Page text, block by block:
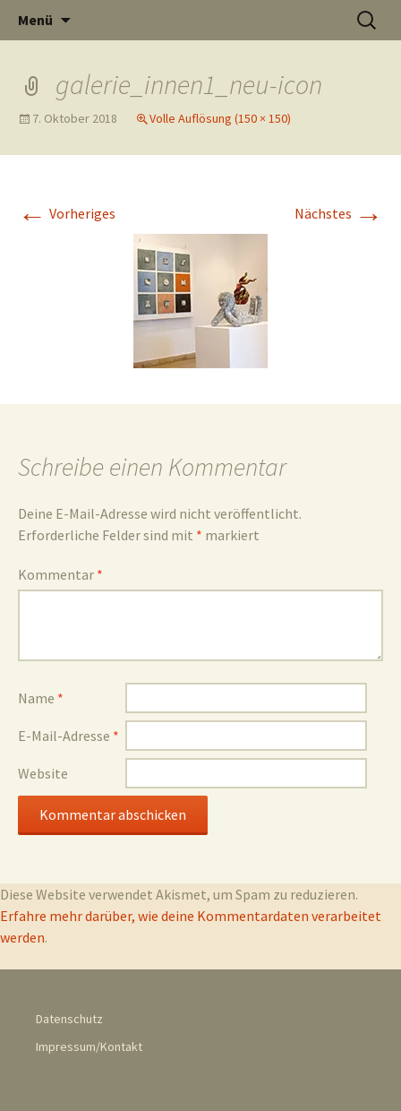
Thüste im
Internet
und
aus
und
Menü
Suchen
nach:
galerie_innen1_neu-icon
7. Oktober 2018 Volle Auflösung (150 × 150)
← Vorheriges Nächstes →
Schreibe einen Kommentar
Deine E-Mail-Adresse wird nicht veröffentlicht.
Erforderliche Felder sind mit * markiert
Kommentar *
Name *
E-Mail-Adresse *
Website
Diese Website verwendet Akismet, um Spam zu reduzieren.
Erfahre mehr darüber, wie deine Kommentardaten verarbeitet
werden.
Datenschutz
Impressum/Kontakt